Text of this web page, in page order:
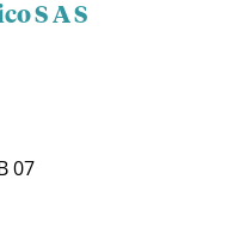
S A S
07